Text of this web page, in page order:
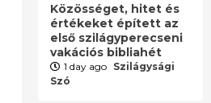
Közösséget, hitet és
értékeket épített az
első szilágyperecseni
vakációs bibliahét
1 day ago Szilágysági
Szó